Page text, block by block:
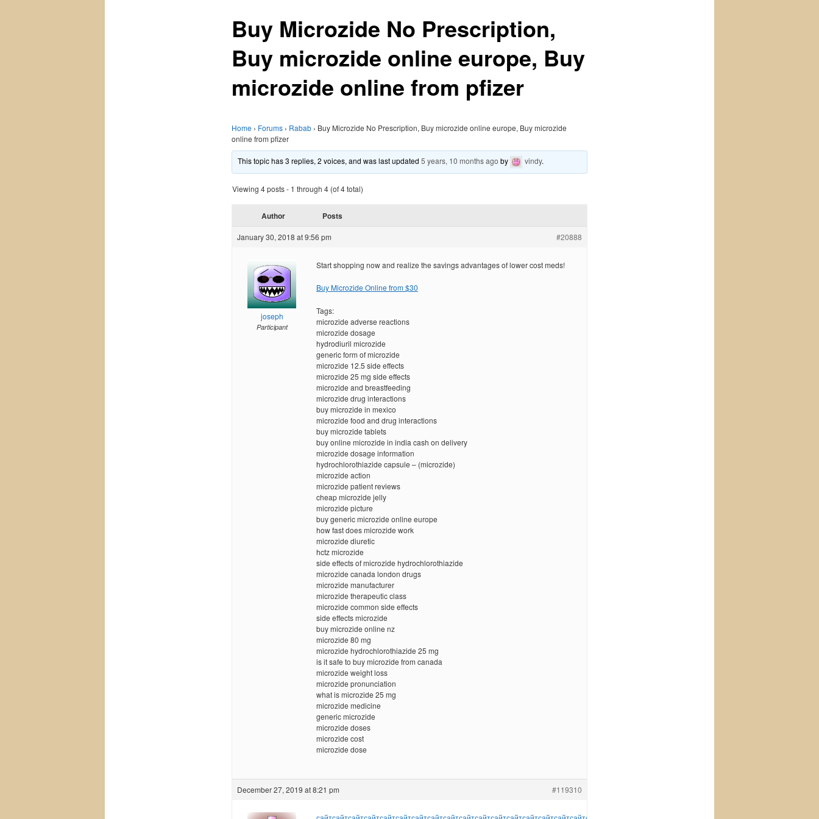
Buy Microzide No Prescription,
Buy microzide online europe, Buy
microzide online from pfizer
Home › Forums › Rabab › Buy Microzide No Prescription, Buy microzide online europe, Buy microzide
online from pfizer
This topic has 3 replies, 2 voices, and was last updated5 years, 10 months ago by vindy.
Viewing 4 posts - 1 through 4 (of 4 total)
Author Posts
January 30, 2018 at 9:56 pm #20888
joseph
Participant
Start shopping now and realize the savings advantages of lower cost meds!
Buy Microzide Online from $30
Tags:
microzide adverse reactions
microzide dosage
hydrodiuril microzide
generic form of microzide
microzide 12.5 side effects
microzide 25 mg side effects
microzide and breastfeeding
microzide drug interactions
buy microzide in mexico
microzide food and drug interactions
buy microzide tablets
buy online microzide in india cash on delivery
microzide dosage information
hydrochlorothiazide capsule – (microzide)
microzide action
microzide patient reviews
cheap microzide jelly
microzide picture
buy generic microzide online europe
how fast does microzide work
microzide diuretic
hctz microzide
side effects of microzide hydrochlorothiazide
microzide canada london drugs
microzide manufacturer
microzide therapeutic class
microzide common side effects
side effects microzide
buy microzide online nz
microzide 80 mg
microzide hydrochlorothiazide 25 mg
is it safe to buy microzide from canada
microzide weight loss
microzide pronunciation
what is microzide 25 mg
microzide medicine
generic microzide
microzide doses
microzide cost
microzide dose
December 27, 2019 at 8:21 pm #119310